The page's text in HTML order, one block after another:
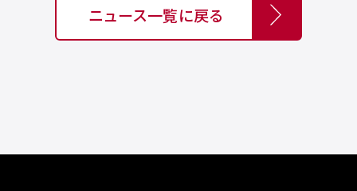
ニュース一覧に戻る